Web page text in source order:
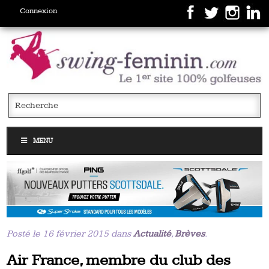
Connexion
MENU
Posté le 16 février 2015 dansActualité,Brèves.
Air France, membre du club des